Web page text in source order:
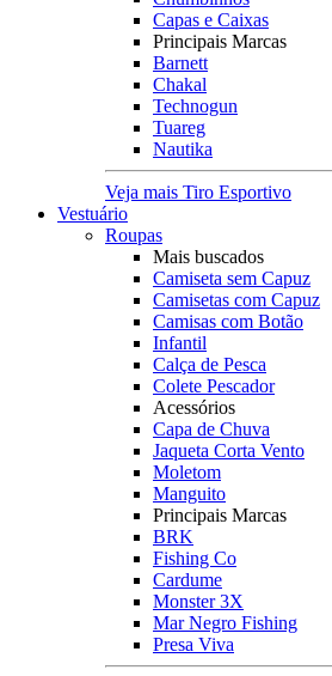
Capas e Caixas
Principais Marcas
Barnett
Chakal
Technogun
Tuareg
Nautika
Veja mais Tiro Esportivo
Vestuário
Roupas
Mais buscados
Camiseta sem Capuz
Camisetas com Capuz
Camisas com Botão
Infantil
Calça de Pesca
Colete Pescador
Acessórios
Capa de Chuva
Jaqueta Corta Vento
Moletom
Manguito
Principais Marcas
BRK
Fishing Co
Cardume
Monster 3X
Mar Negro Fishing
Presa Viva